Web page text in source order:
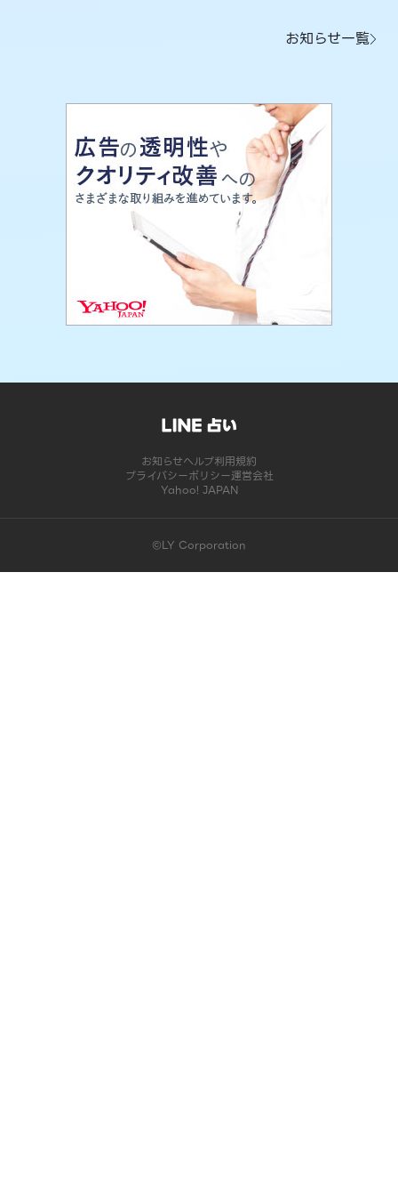
お知らせ一覧
お知らせヘルプ利用規約
プライバシーポリシー運営会社
Yahoo! JAPAN
©LY Corporation
このコンテンツは掲載が終了しました | LINE占い